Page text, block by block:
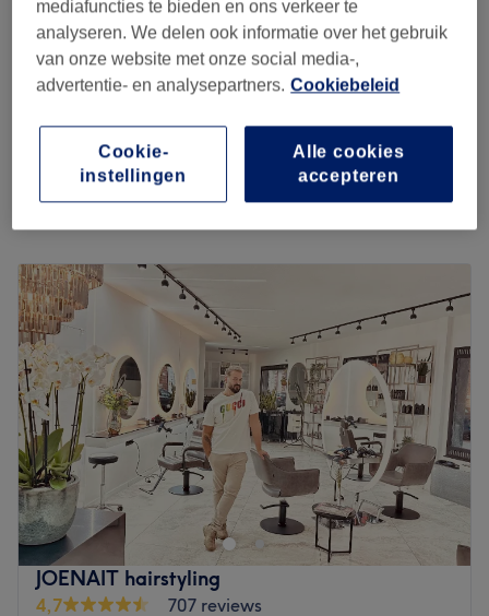
4,4
1324 reviews
Statiestraat, Antwerpen
Laat zien op de kaart
Last-minute
- vanaf
2 uur 30 min
bespaar tot 20%
Kort overzicht salongegevens
Dinsdag
Woensdag
18:00
Donderdag
09:00 –18:00
Vrijdag
09:00–19:00
Zaterdag
09:00–19:00
Zondag
11:00–18:00
Linda Hair Body and Face is een women-only salon in het
centrum van Berchem. Linda en manar en wassila hebben
al meer dan 15 jaar ervaring in de beautysector en elk
jaar volgen ze verschillende opleidingen om op de
hoogte te blijven van alle trends. Linda en manar en
wassila weten dus precies hoe ze jou kunnen helpen met
JOENAIT hairstyling
4,7
707 reviews
mediafuncties te bieden en ons verkeer te
analyseren. We delen ook informatie over het gebruik
van onze website met onze social media-,
advertentie- en analysepartners. Cookiebeleid
Alle cookies
accepteren
Cookie-
instellingen